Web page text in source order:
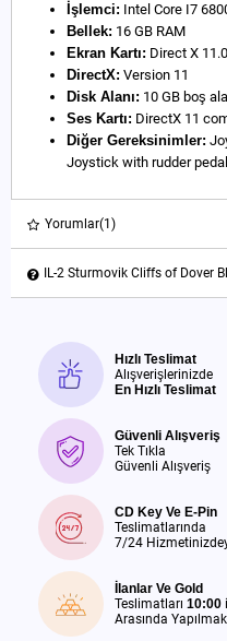
İşlemci: Intel Core I7
Bellek: 16 GB RAM
Ekran Kartı: Direct X
DirectX: Version 11
Disk Alanı: 10 GB boş
Ses Kartı: DirectX 11
Diğer Gereksinimler:
Joystick with rudder
Yorumlar(1)
IL-2 Sturmovik Cliffs of Dover
Hızlı Teslimat
Alışverişlerinizde
En Hızlı Teslimat
Güvenli Alışveriş
Tek Tıkla
Güvenli Alışveriş
CD Key Ve E-Pin
Teslimatlarında
7/24
İlanlar Ve Gold
Teslimatları 10:00
Arasında